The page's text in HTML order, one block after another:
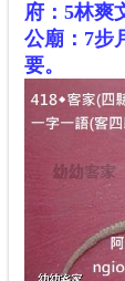
府：5林爽
公廟：7步
要。